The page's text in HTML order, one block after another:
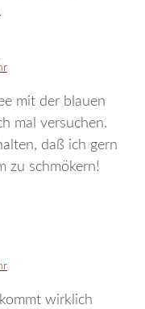
mit der blauen
mal versuchen.
daß ich gern
zu schmökern!
wirklich